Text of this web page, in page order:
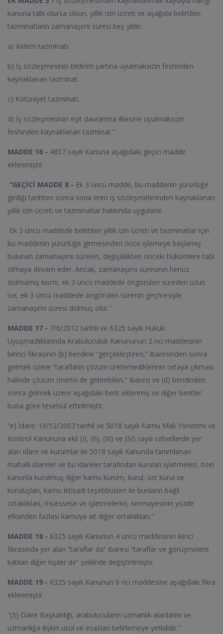
kanuna tabi olursa olsun, yıllık izin ücreti ve aşağıda belirtilen
tazminatların zamanaşımı süresi beş yıldır.
a) Kıdem tazminatı.
b) İş sözleşmesinin bildirim şartına uyulmaksızın feshinden
kaynaklanan tazminat.
c) Kötüniyet tazminatı.
d) İş sözleşmesinin eşit davranma ilkesine uyulmaksızın
feshinden kaynaklanan tazminat.”
MADDE 16 - 4857 sayılı Kanuna aşağıdaki geçici madde
eklenmiştir.
“GEÇİCİ MADDE 8 - Ek 3 üncü madde, bu maddenin yürürlüğe
girdiği tarihten sonra sona eren iş sözleşmelerinden kaynaklanan
yıllık izin ücreti ve tazminatlar hakkında uygulanır.
Ek 3 üncü maddede belirtilen yıllık izin ücreti ve tazminatlar için
bu maddenin yürürlüğe girmesinden önce işlemeye başlamış
bulunan zamanaşımı süreleri, değişiklikten önceki hükümlere tabi
olmaya devam eder. Ancak, zamanaşımı süresinin henüz
dolmamış kısmı, ek 3 üncü maddede öngörülen süreden uzun
ise, ek 3 üncü maddede öngörülen sürenin geçmesiyle
zamanaşımı süresi dolmuş olur.”
MADDE 17 - 7/6/2012 tarihli ve 6325 sayılı Hukuk
Uyuşmazlıklarında Arabuluculuk Kanununun 2 nci maddesinin
birinci fıkrasının (b) bendine “gerçekleştiren,” ibaresinden sonra
gelmek üzere “tarafların çözüm üretemediklerinin ortaya çıkması
halinde çözüm önerisi de getirebilen,” ibaresi ve (d) bendinden
sonra gelmek üzere aşağıdaki bent eklenmiş ve diğer bentler
buna göre teselsül ettirilmiştir.
“e) İdare: 10/12/2003 tarihli ve 5018 sayılı Kamu Mali Yönetimi ve
Kontrol Kanununa ekli (I), (II), (III) ve (IV) sayılı cetvellerde yer
alan idare ve kurumlar ile 5018 sayılı Kanunda tanımlanan
mahalli idareler ve bu idareler tarafından kurulan işletmeleri, özel
kanunla kurulmuş diğer kamu kurum, kurul, üst kurul ve
kuruluşları, kamu iktisadi teşebbüsleri ile bunların bağlı
ortaklıkları, müessese ve işletmelerini, sermayesinin yüzde
ellisinden fazlası kamuya ait diğer ortaklıkları,”
MADDE 18 - 6325 sayılı Kanunun 4 üncü maddesinin ikinci
fıkrasında yer alan “taraflar da” ibaresi “taraflar ve görüşmelere
katılan diğer kişiler de” şeklinde değiştirilmiştir.
MADDE 19 - 6325 sayılı Kanunun 6 ncı maddesine aşağıdaki fıkra
eklenmiştir.
“(3) Daire Başkanlığı, arabulucuların uzmanlık alanlarını ve
uzmanlığa ilişkin usul ve esasları belirlemeye yetkilidir.”